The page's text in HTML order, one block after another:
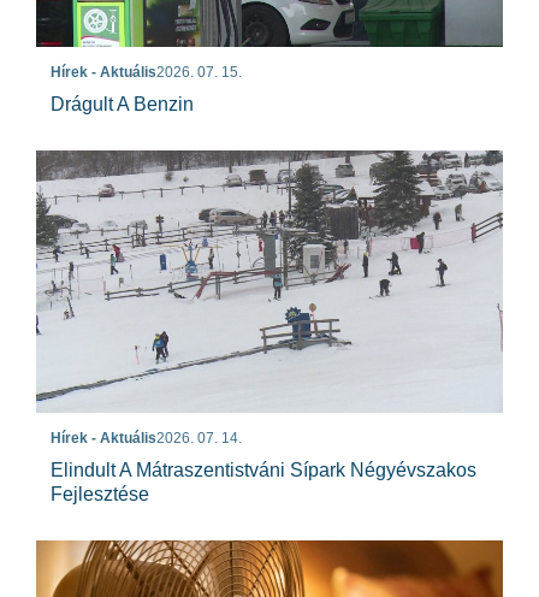
Hírek - Aktuális2026. 07. 15.
Drágult A Benzin
Hírek - Aktuális2026. 07. 14.
Elindult A Mátraszentistváni Sípark Négyévszakos
Fejlesztése